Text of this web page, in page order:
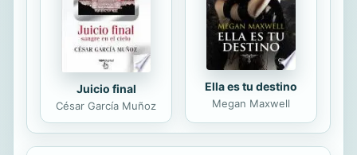
Juicio final
César García Muñoz
Ella es tu destino
Megan Maxwell